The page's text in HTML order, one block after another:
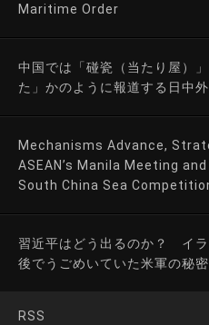
Maritime Order
中国では「碰瓷（当たり屋）
た」かのように報道する日中
Mechanisms Advance,
ASEAN’s Manila Meeting
South China Sea
習近平はどう出るのか？ イ
後でうごめいていた米軍の秘
RSS